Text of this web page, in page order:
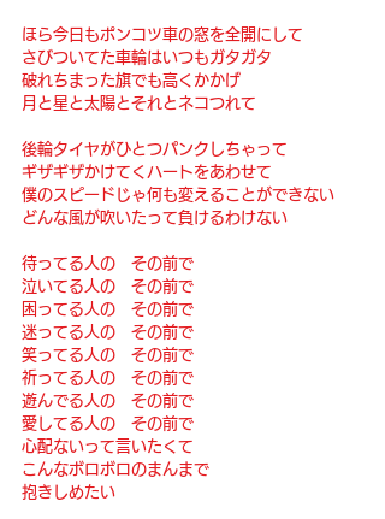
ほら今日もポンコツ車の窓を全開にして
さびついてた車輪はいつもガタガタ
破れちまった旗でも高くかかげ
月と星と太陽とそれとネコつれて
後輪タイヤがひとつパンクしちゃって
ギザギザかけてくハートをあわせて
僕のスピードじゃ何も変えることができない
どんな風が吹いたって負けるわけない
待ってる人の　その前で
泣いてる人の　その前で
困ってる人の　その前で
迷ってる人の　その前で
笑ってる人の　その前で
祈ってる人の　その前で
遊んでる人の　その前で
愛してる人の　その前で
心配ないって言いたくて
こんなボロボロのまんまで
抱きしめたい